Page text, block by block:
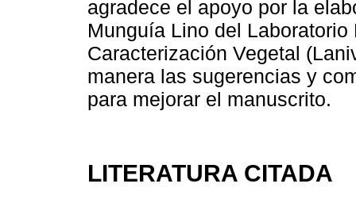
agradece el apoyo por la
Munguía Lino del
Caracterización Vegetal
manera las sugerencias y
para mejorar el manuscrito.
LITERATURA CITADA